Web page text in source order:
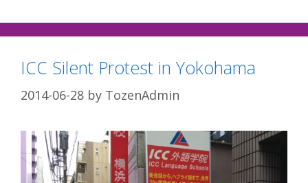
ICC Silent Protest in Yokohama
2014-06-28 by TozenAdmin